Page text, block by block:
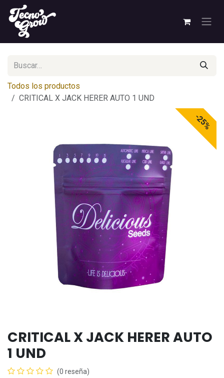
Ir al contenido
Todos los productos
CRITICAL X JACK HERER AUTO 1 UND
-25%
CRITICAL X JACK HERER AUTO
1 UND
(0 reseña)